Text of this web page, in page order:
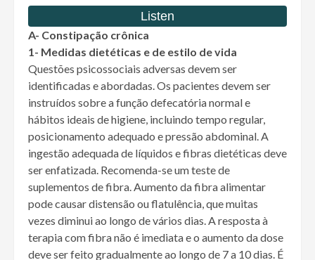
A- Constipação crônica
1- Medidas dietéticas e de estilo de vida
Questões psicossociais adversas devem ser
identificadas e abordadas. Os pacientes devem ser
instruídos sobre a função defecatória normal e
hábitos ideais de higiene, incluindo tempo regular,
posicionamento adequado e pressão abdominal. A
ingestão adequada de líquidos e fibras dietéticas deve
ser enfatizada. Recomenda-se um teste de
suplementos de fibra. Aumento da fibra alimentar
pode causar distensão ou flatulência, que muitas
vezes diminui ao longo de vários dias. A resposta à
terapia com fibra não é imediata e o aumento da dose
deve ser feito gradualmente ao longo de 7 a 10 dias. É